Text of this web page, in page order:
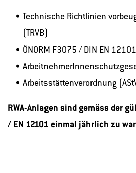
Technische Richtlinien
(TRVB)
ÖNORM F3075 / DIN EN 12101
Arbeitsstättenverordnung
RWA-Anlagen sind gemäss der
/ EN 12101 einmal jährlich zu